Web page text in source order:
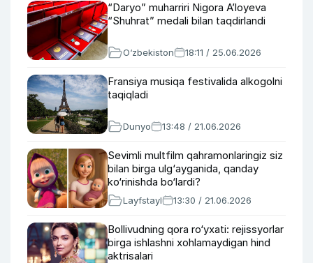
“Daryo” muharriri Nigora A’loyeva
“Shuhrat” medali bilan taqdirlandi
O‘zbekiston 18:11 / 25.06.2026
Fransiya musiqa festivalida alkogolni
taqiqladi
Dunyo 13:48 / 21.06.2026
Sevimli multfilm qahramonlaringiz siz
bilan birga ulg‘ayganida, qanday
ko‘rinishda bo‘lardi?
Layfstayl 13:30 / 21.06.2026
Bollivudning qora ro‘yxati: rejissyorlar
birga ishlashni xohlamaydigan hind
aktrisalari